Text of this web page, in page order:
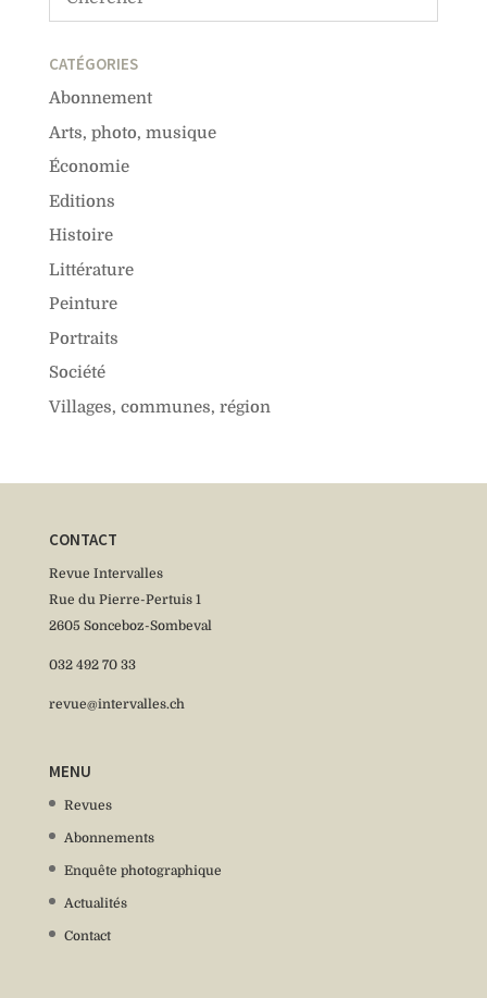
CATÉGORIES
Abonnement
Arts, photo, musique
Économie
Editions
Histoire
Littérature
Peinture
Portraits
Société
Villages, communes, région
CONTACT
Revue Intervalles
Rue du Pierre-Pertuis 1
2605 Sonceboz-Sombeval
032 492 70 33
revue@intervalles.ch
MENU
Revues
Abonnements
Enquête photographique
Actualités
Contact